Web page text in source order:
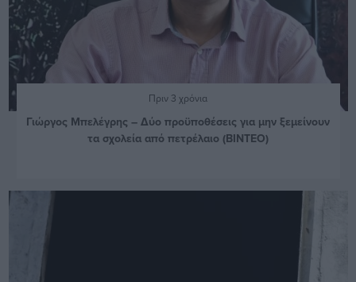
Πριν 3 χρόνια
Γιώργος Μπελέγρης – Δύο προϋποθέσεις για μην ξεμείνουν
τα σχολεία από πετρέλαιο (ΒΙΝΤΕΟ)